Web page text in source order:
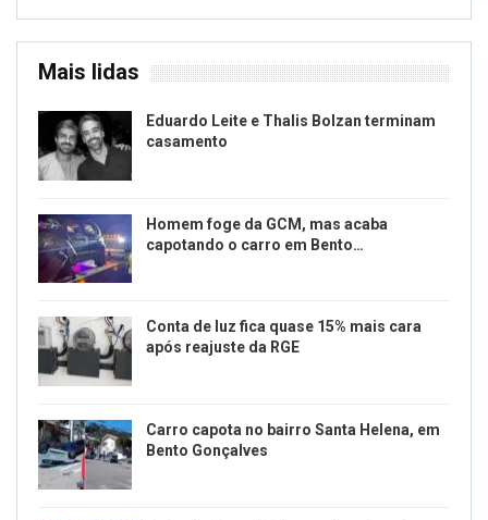
Mais lidas
Eduardo Leite e Thalis Bolzan terminam
casamento
Homem foge da GCM, mas acaba
capotando o carro em Bento…
Conta de luz fica quase 15% mais cara
após reajuste da RGE
Carro capota no bairro Santa Helena, em
Bento Gonçalves